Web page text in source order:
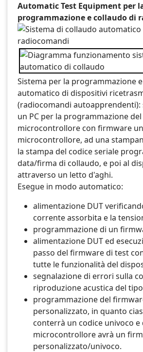
Automatic Test Equipment per
programmazione e collaudo di
Sistema per la programmazione
automatico di dispositivi
(radiocomandi autoapprendenti):
un PC per la programmazione del
microcontrollore con firmware
microcontrollore, ad una
la stampa del codice seriale
data/firma di collaudo, e poi al
attraverso un letto d'aghi.
Esegue in modo automatico:
alimentazione DUT
corrente assorbita e la
programmazione di un
alimentazione DUT ed
passo del firmware di test
tutte le funzionalità del
segnalazione di errori sulla
riproduzione acustica del
programmazione del
personalizzato, in quanto
conterrà un codice univoco
microcontrollore avrà un
personalizzato/univoco.